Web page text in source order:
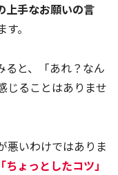
上手なお願いの言
。
ると、「あれ？なん
じることはありませ
悪いわけではありま
「ちょっとしたコツ」